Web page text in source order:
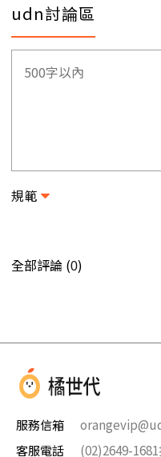
udn討論區
規範
全部評論 (0)
服務信箱
客服電話
(02)2649-